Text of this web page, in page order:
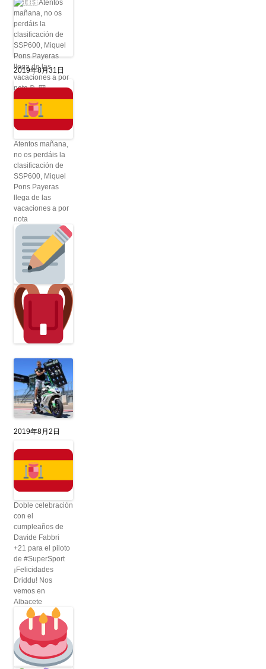
2019年8月31日
Atentos mañana,
no os perdáis la
clasificación de
SSP600, Miquel
Pons Payeras
llega de las
vacaciones a por
nota
2019年8月2日
Doble celebración
con el
cumpleaños de
Davide Fabbri
+21 para el piloto
de #SuperSport
¡Felicidades
Driddu! Nos
vemos en
Albacete